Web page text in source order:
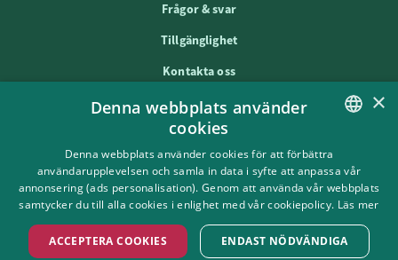
Frågor & svar
Tillgänglighet
Kontakta oss
Om Gröna Lund
Hållbarhet
Cookies & integritet
Press & media
Jobba hos oss
SWEDISH
×
Denna webbplats använder
cookies
Denna webbplats använder cookies för att förbättra
användarupplevelsen och samla in data i syfte att anpassa vår
annonsering (ads personalisation). Genom att använda vår webbplats
samtycker du till alla cookies i enlighet med vår cookiepolicy. Läs mer
ACCEPTERA COOKIES ENDAST NÖDVÄNDIGA